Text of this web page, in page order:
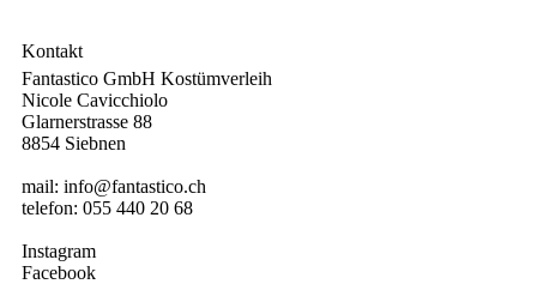
Kontakt
Fantastico GmbH Kostümverleih
Nicole Cavicchiolo
Glarnerstrasse 88
8854 Siebnen
mail: info@fantastico.ch
telefon: 055 440 20 68
Instagram
Facebook